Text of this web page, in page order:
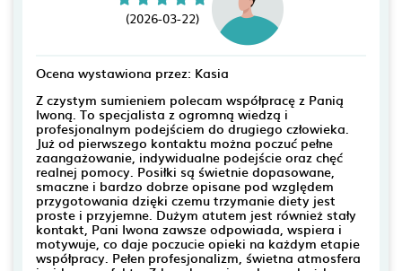
(2026-03-22)
Ocena wystawiona przez: Kasia
Z czystym sumieniem polecam współpracę z Panią
Iwoną. To specjalista z ogromną wiedzą i
profesjonalnym podejściem do drugiego człowieka.
Już od pierwszego kontaktu można poczuć pełne
zaangażowanie, indywidualne podejście oraz chęć
realnej pomocy. Posiłki są świetnie dopasowane,
smaczne i bardzo dobrze opisane pod względem
przygotowania dzięki czemu trzymanie diety jest
proste i przyjemne. Dużym atutem jest również stały
kontakt, Pani Iwona zawsze odpowiada, wspiera i
motywuje, co daje poczucie opieki na każdym etapie
współpracy. Pełen profesjonalizm, świetna atmosfera